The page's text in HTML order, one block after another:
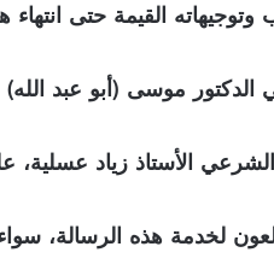
القيمة حتى انتهاء
موسى (أبو عبد
الأستاذ زياد
لخدمة هذه الرسالة، سواء